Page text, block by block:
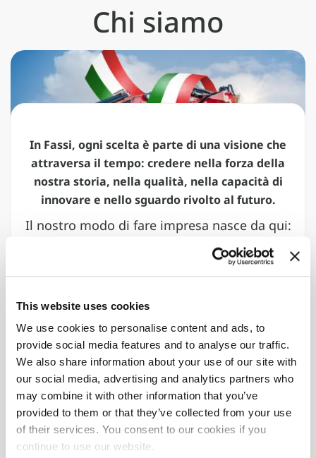
This website uses cookies
We use cookies to personalise content and ads, to
provide social media features and to analyse our traffic.
We also share information about your use of our site with
our social media, advertising and analytics partners who
may combine it with other information that you’ve
provided to them or that they’ve collected from your use
of their services. You consent to our cookies if you
continue to use our website.
Chi siamo
In Fassi, ogni scelta è parte di una visione che
attraversa il tempo: credere nella forza della
nostra storia, nella qualità, nella capacità di
innovare e nello sguardo rivolto al futuro.
Il nostro modo di fare impresa nasce da qui:
dal controllo completo della filiera, dalla
flessibilità progettuale, dall’attenzione per
ogni dettaglio che rende un prodotto un
riferimento.
60
Importatori
autorizzati
61
Paesi
nel mondo
8 90%